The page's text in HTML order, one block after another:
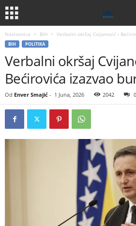
Naslovnica BIH Verbalni okršaj Cvijanović i
BIH POLITIKA
Verbalni okršaj
Bećirovića izazvao
Od Enver Smajić - 1 Juna, 2026 2042 0